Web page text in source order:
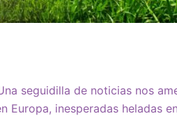
seguidilla de noticias nos
Europa, inesperadas heladas